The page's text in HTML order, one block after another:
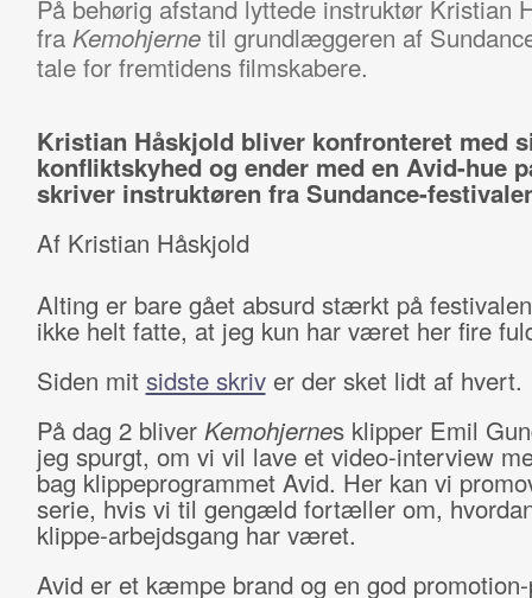
På behørig afstand lyttede instruktør Kristian
fra Kemohjernetil grundlæggeren af
tale for fremtidens filmskabere.
Kristian Håskjold bliver konfronteret med
konfliktskyhed og ender med en Avid-hue
skriver instruktøren fra Sundance-
Af Kristian Håskjold
Alting er bare gået absurd stærkt på
ikke helt fatte, at jeg kun har været her fire
Siden mit sidste skriver der sket lidt af hvert.
På dag 2 bliver Kemohjernes klipper Emil
jeg spurgt, om vi vil lave et video-interview
bag klippeprogrammet Avid. Her kan vi
serie, hvis vi til gengæld fortæller om,
klippe-arbejdsgang har været.
Avid er et kæmpe brand og en god